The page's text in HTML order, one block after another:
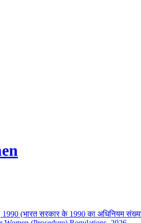
1990 (भारत सरकार के 1990 का अधिनियम